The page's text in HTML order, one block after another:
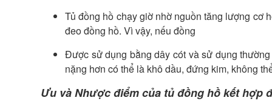
Tủ đồng hồ chạy giờ nhờ nguồn tăng lượng cơ
đeo đồng hồ. Vì vậy, nếu đồng
Được sử dụng bằng dây cót và sử dụng
nặng hơn có thể là khô dầu, đứng kim,
Ưu và Nhược điểm của tủ đồng hồ kết hợp